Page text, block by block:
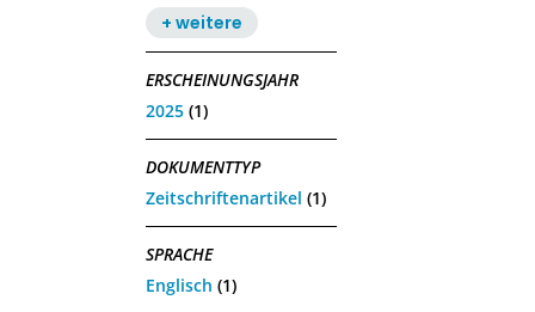
+ weitere
ERSCHEINUNGSJAHR
2025 (1)
DOKUMENTTYP
Zeitschriftenartikel (1)
SPRACHE
Englisch (1)